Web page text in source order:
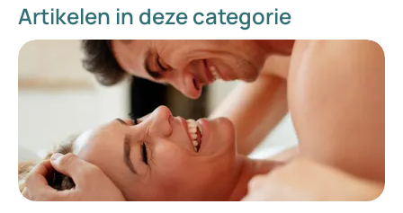
Artikelen in deze categorie